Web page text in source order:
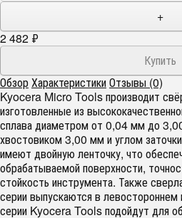
+
2 482 ₽
ОбзорХарактеристикиОтзывы (0)
Kyocera Micro Tools производит
изготовленные из
сплава диаметром от 0,04 мм до
хвостовиком 3,00 мм и углом
имеют двойную ленточку, что
обрабатываемой поверхности,
стойкость инструмента. Также
серии выпускаются в
серии Kyocera Tools подойдут для